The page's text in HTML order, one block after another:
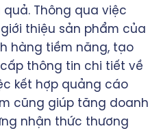
Thông qua việc
thiệu sản phẩm của
hàng tiềm năng, tạo
thông tin chi tiết về
kết hợp quảng cáo
cũng giúp tăng doanh
nhận thức thương